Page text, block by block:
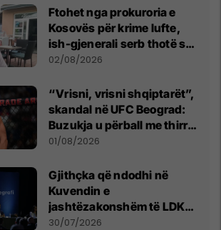
Ftohet nga prokuroria e
Kosovës për krime lufte,
ish-gjenerali serb thotë se
dikush e tradhtoi në
02/08/2026
“Vrisni, vrisni shqiptarët”,
skandal në UFC Beograd:
Buzukja u përball me thirrje
anti-shqiptare nga
01/08/2026
Gjithçka që ndodhi në
Kuvendin e
jashtëzakonshëm të LDK-
së
30/07/2026